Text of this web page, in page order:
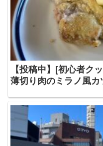
【投稿中】[初心者ク
薄切り肉のミラノ風カ